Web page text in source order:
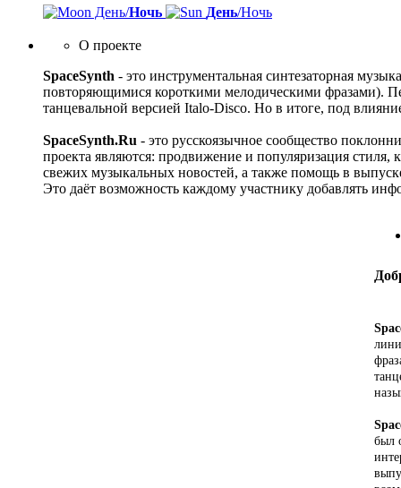
День/Ночь День/Ночь
О проекте
SpaceSynth - это инструментальная синтезаторная
повторяющимися короткими мелодическими фразами).
танцевальной версией Italo-Disco. Но в итоге, под
SpaceSynth.Ru - это русскоязычное сообщество
проекта являются: продвижение и популяризация
свежих музыкальных новостей, а также помощь в
Это даёт возможность каждому участнику добавлять
был